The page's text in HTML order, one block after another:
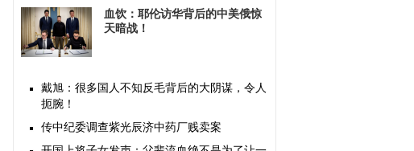
血饮：耶伦访华背后的中美俄惊
天暗战！
戴旭：很多国人不知反毛背后的大阴谋，令人
扼腕！
传中纪委调查紫光辰济中药厂贱卖案